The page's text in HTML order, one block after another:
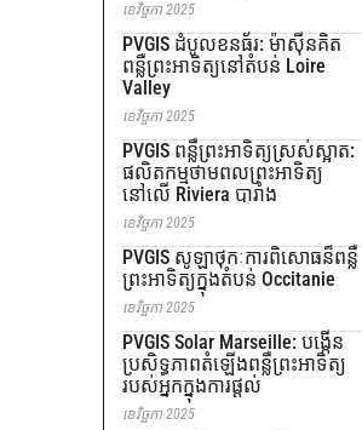
ខេវិច្ចកា 2025
PVGIS ដំបូលខនធ័រ: ម៉ាស៊ីនគិត
ពន្លឺព្រះអាទិត្យនៅតំបន់ Loire
Valley
ខេវិច្ចកា 2025
PVGIS ពន្លឺព្រះអាទិត្យស្រស់ស្អាត:
ផលិតកម្មថាមពលព្រះអាទិត្យ
នៅលើ Riviera បារាំង
ខេវិច្ចកា 2025
PVGIS សូឡាថុកៈការពិសោធន៏ពន្លឺ
ព្រះអាទិត្យក្នុងតំបន់ Occitanie
ខេវិច្ចកា 2025
PVGIS Solar Marseille: បង្កើន
ប្រសិទ្ធភាពតំឡើងពន្លឺព្រះអាទិត្យ
របស់អ្នកក្នុងការផ្តល់
ខេវិច្ចកា 2025